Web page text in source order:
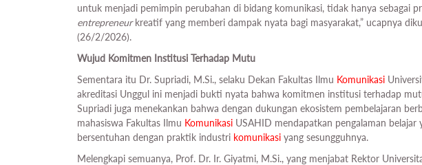
untuk menjadi pemimpin perubahan di bidang komunikasi, tidak hanya sebagai
entrepreneurkreatif yang memberi dampak nyata bagi masyarakat,” ucapnya
(26/2/2026).
Wujud Komitmen Institusi Terhadap Mutu
Sementara itu Dr. Supriadi, M.Si., selaku Dekan Fakultas Ilmu Komunikasi
akreditasi Unggul ini menjadi bukti nyata bahwa komitmen institusi terhadap
Supriadi juga menekankan bahwa dengan dukungan ekosistem pembelajaran
mahasiswa Fakultas Ilmu Komunikasi USAHID mendapatkan pengalaman belajar
bersentuhan dengan praktik industri komunikasi yang sesungguhnya.
Melengkapi semuanya, Prof. Dr. Ir. Giyatmi, M.Si., yang menjabat Rektor